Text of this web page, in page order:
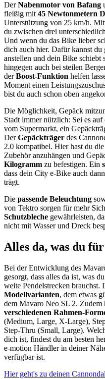
DerNabenmotor von Bafang
fleißig mit 45 Newtonmetern
Unterstützung von 25 km/h.
du zwischen drei
Und wenn du das Bike lieber
dich auch hier. Dafür kannst du
anstellen und dein Bike schiebt
hingegen auch bei steilen
derBoost-Funktion helfen
Moment einen
bist du auch schon oben
Die Möglichkeit, Gepäck
Stadt immer nützlich: Sei es
vom Supermarkt, ein
DerGepäckträger des
2.0 kompatibel. Hier hast du
Zubehör anzuhängen und
Kilogramm zu befestigen. Ein
dass dein City e-Bike auch
trägt.
Die passende Beleuchtung
von Tektro sorgen für mehr
Schutzbleche gewährleisten,
nicht mit Wasser und Dreck
Alles da, was du
Bei der Entwicklung des
gesorgt, dass alles da ist, was
weite Pendelstrecken brauchst.
Modellvarianten, dem etwas
dem Mavaro Neo SL 2. Zudem
verschiedenen Rahmen-
(Medium, Large, X-Large),
Step-Thru (Small, Large).
dich ist, findest du am besten
e-motion Händler in deiner
verfügbar ist.
Hier geht's zu deinen